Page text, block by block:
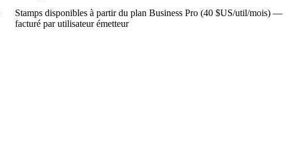
Stamps disponibles à partir du plan Business Pro (40 $US/util/mois) —
facturé par utilisateur émetteur